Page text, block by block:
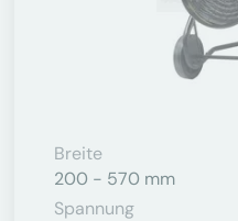
Breite
200 - 570 mm
Spannung